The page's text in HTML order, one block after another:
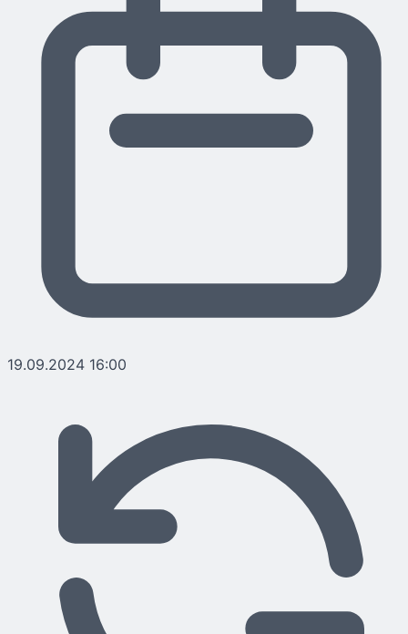
19.09.2024 16:00